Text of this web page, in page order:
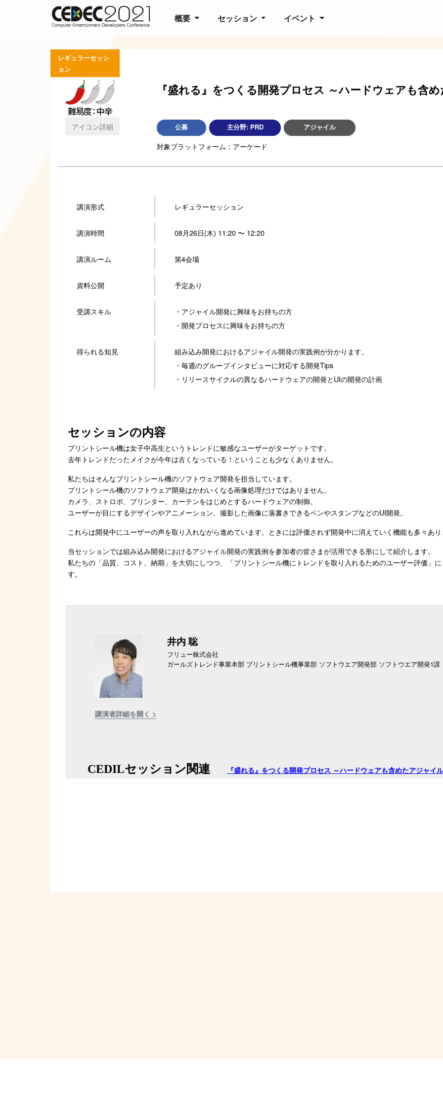
概要 セッション イベント
レギュラーセッシ
ョン
『盛れる』をつくる開発プロセス ～ハードウェアも含
アイコン詳細 公募 主分野:PRD アジャイル
対象プラットフォーム：アーケード
講演形式 レギュラーセッション
講演時間 08月26日(木) 11:20 〜 12:20
講演ルーム 第4会場
資料公開 予定あり
受講スキル
・アジャイル開発に興味をお持ちの方
・開発プロセスに興味をお持ちの方
得られる知見
組み込み開発におけるアジャイル開発の実践例が分かります。
・毎週のグループインタビューに対応する開発Tips
・リリースサイクルの異なるハードウェアの開発とUIの開発の計画
セッションの内容
プリントシール機は女子中高生というトレンドに敏感なユーザーがターゲットです。
去年トレンドだったメイクが今年は古くなっている！ということも少なくありません。
私たちはそんなプリントシール機のソフトウェア開発を担当しています。
プリントシール機のソフトウェア開発はかわいくなる画像処理だけではありません。
カメラ、ストロボ、プリンター、カーテンをはじめとするハードウェアの制御。
ユーザーが目にするデザインやアニメーション、撮影した画像に落書きできるペンやスタンプなどのUI開発。
これらは開発中にユーザーの声を取り入れながら進めています。ときには評価されず開発中に消えていく機能も多々あ
当セッションでは組み込み開発におけるアジャイル開発の実践例を参加者の皆さまが活用できる形にして紹介します。
私たちの「品質、コスト、納期」を大切にしつつ、「プリントシール機にトレンドを取り入れるためのユーザー評価」
す。
井内 聡
フリュー株式会社
ガールズトレンド事業本部 プリントシール機事業部 ソフトウエア開発部 ソフトウエア開発1課
講演者詳細を開く >
CEDILセッション関連 『盛れる』をつくる開発プロセス ～ハードウェアも含めたアジャイ